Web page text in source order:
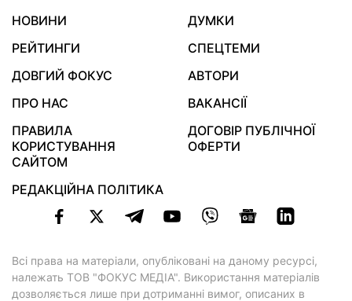
НОВИНИ
ДУМКИ
РЕЙТИНГИ
СПЕЦТЕМИ
ДОВГИЙ ФОКУС
АВТОРИ
ПРО НАС
ВАКАНСІЇ
ПРАВИЛА
КОРИСТУВАННЯ
САЙТОМ
ДОГОВІР ПУБЛІЧНОЇ
ОФЕРТИ
РЕДАКЦІЙНА ПОЛІТИКА
Всі права на матеріали, опубліковані на даному ресурсі,
належать ТОВ "ФОКУС МЕДІА". Використання матеріалів
дозволяється лише при дотриманні вимог, описаних в